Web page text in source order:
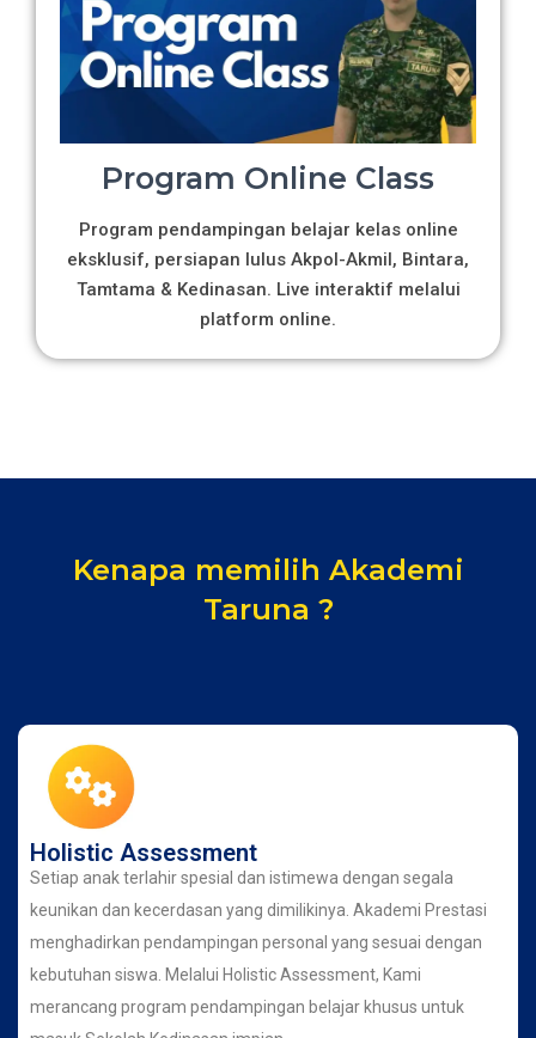
Program Online Class
Program pendampingan belajar kelas online
eksklusif, persiapan lulus Akpol-Akmil, Bintara,
Tamtama & Kedinasan. Live interaktif melalui
platform online.
Kenapa memilih Akademi
Taruna ?
Holistic Assessment
Setiap anak terlahir spesial dan istimewa dengan segala
keunikan dan kecerdasan yang dimilikinya. Akademi Prestasi
menghadirkan pendampingan personal yang sesuai dengan
kebutuhan siswa. Melalui Holistic Assessment, Kami
merancang program pendampingan belajar khusus untuk